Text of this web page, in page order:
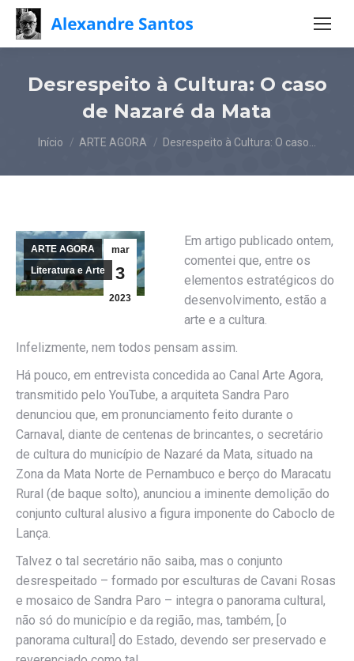
Desrespeito à Cultura: O caso
de Nazaré da Mata
Você está aqui:
Início ARTE AGORA Desrespeito à Cultura: O caso…
mar
3
2023
ARTE AGORA
Literatura e Arte
Em artigo publicado ontem,
comentei que, entre os
elementos estratégicos do
desenvolvimento, estão a
arte e a cultura.
Infelizmente, nem todos pensam assim.
Há pouco, em entrevista concedida ao Canal Arte Agora,
transmitido pelo YouTube, a arquiteta Sandra Paro
denunciou que, em pronunciamento feito durante o
Carnaval, diante de centenas de brincantes, o secretário
de cultura do município de Nazaré da Mata, situado na
Zona da Mata Norte de Pernambuco e berço do Maracatu
Rural (de baque solto), anunciou a iminente demolição do
conjunto cultural alusivo a figura imponente do Caboclo de
Lança.
Talvez o tal secretário não saiba, mas o conjunto
desrespeitado – formado por esculturas de Cavani Rosas
e mosaico de Sandra Paro – integra o panorama cultural,
não só do município e da região, mas, também, [o
panorama cultural] do Estado, devendo ser preservado e